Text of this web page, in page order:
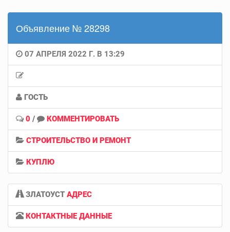
Объявление № 28298
07 АПРЕЛЯ 2022 Г. В 13:29
ГОСТЬ
0 / КОММЕНТИРОВАТЬ
СТРОИТЕЛЬСТВО И РЕМОНТ
КУПЛЮ
ЗЛАТОУСТАДРЕС
КОНТАКТНЫЕ ДАННЫЕ